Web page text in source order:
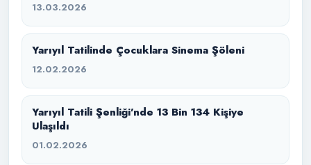
13.03.2026
Yarıyıl Tatilinde Çocuklara Sinema Şöleni
12.02.2026
Yarıyıl Tatili Şenliği’nde 13 Bin 134 Kişiye
Ulaşıldı
01.02.2026